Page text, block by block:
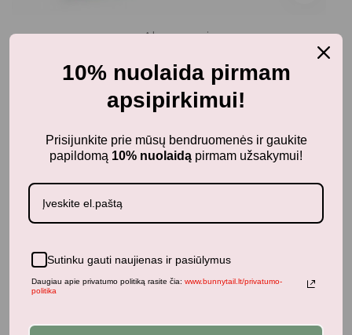
Aksesuarai
DJECO magijos paslapčių užrašinė KENDRA
11,00€ su PVM
Panašūs produktai
10% nuolaida pirmam
apsipirkimui!
Prisijunkite prie mūsų bendruomenės ir gaukite
papildomą 10% nuolaidą pirmam užsakymui!
Sutinku gauti naujienas ir pasiūlymus
Daugiau apie privatumo politiką rasite čia: www.bunnytail.lt/privatumo-
politika